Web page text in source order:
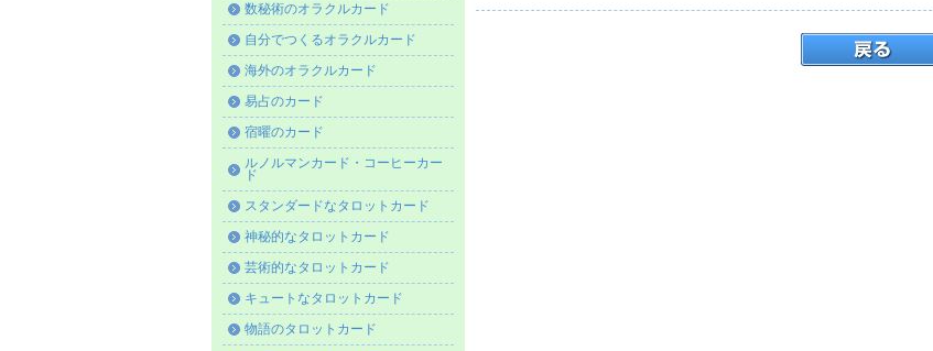
数秘術のオラクルカード
自分でつくるオラクルカード
海外のオラクルカード
易占のカード
宿曜のカード
ルノルマンカード・コーヒーカー
ド
スタンダードなタロットカード
神秘的なタロットカード
芸術的なタロットカード
キュートなタロットカード
物語のタロットカード